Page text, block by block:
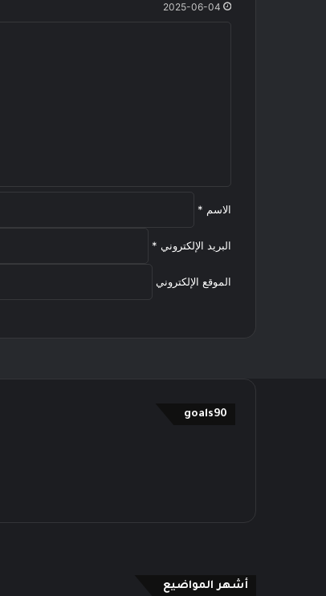
2025-06-04
الاسم *
البريد الإلكتروني *
الموقع الإلكتروني
goals90
أشهر المواضيع